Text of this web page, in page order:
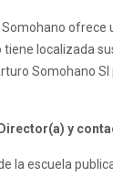
Somohano
localizada
Somohano
y
la escuela